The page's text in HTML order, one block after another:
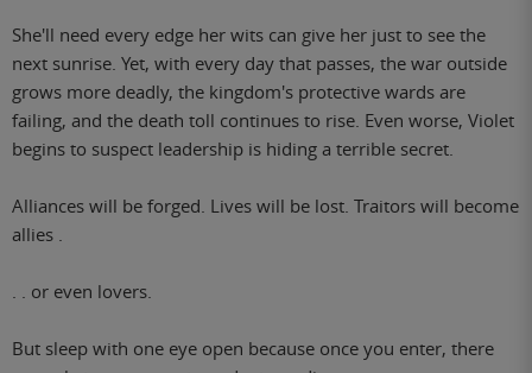
She'll need every edge her wits can give her just to see the
next sunrise. Yet, with every day that passes, the war outside
grows more deadly, the kingdom's protective wards are
failing, and the death toll continues to rise. Even worse, Violet
begins to suspect leadership is hiding a terrible secret.
Alliances will be forged. Lives will be lost. Traitors will become
allies .
. . or even lovers.
But sleep with one eye open because once you enter, there